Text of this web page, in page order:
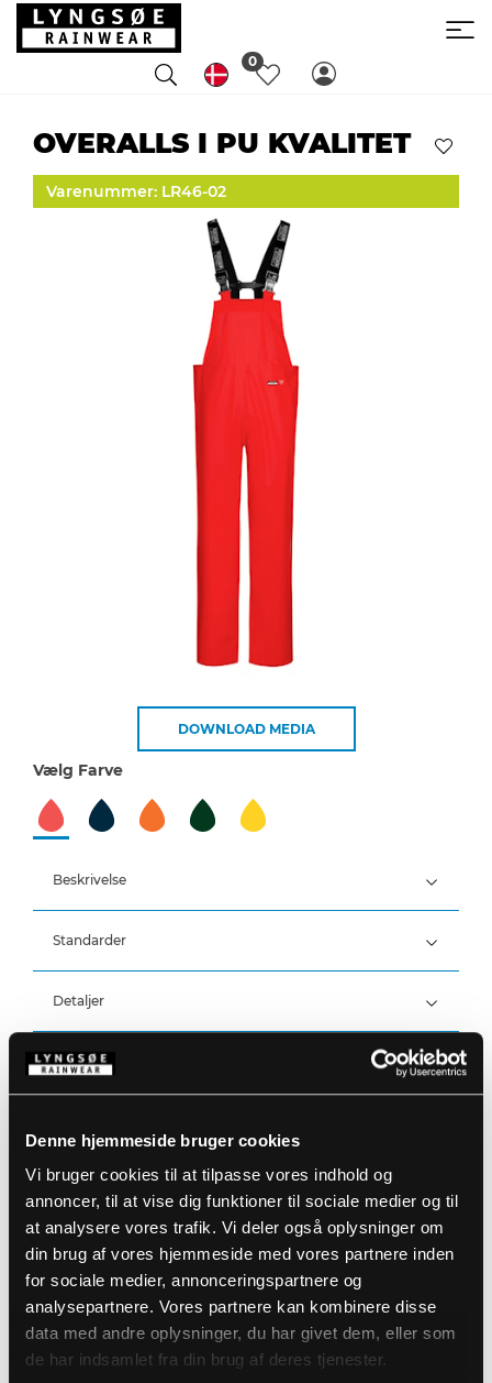
Denne hjemmeside bruger cookies
Vi bruger cookies til at tilpasse vores indhold og
annoncer, til at vise dig funktioner til sociale medier og til
at analysere vores trafik. Vi deler også oplysninger om
din brug af vores hjemmeside med vores partnere inden
for sociale medier, annonceringspartnere og
analysepartnere. Vores partnere kan kombinere disse
data med andre oplysninger, du har givet dem, eller som
de har indsamlet fra din brug af deres tjenester.
0
OVERALLS I PU KVALITET
Varenummer: LR46-02
DOWNLOAD MEDIA
Vælg Farve
Beskrivelse
100% Polyester, PU belægning, 170 g/m²
Vind- og vandtæt
Vandtæthed: >20.000 MM
Standarder
Detaljer
Elastiske og justerbare seler
Trykknapjustering ved ankler
Produktdata
Varenummer: LR46-02
EAN: 5708217006529
Vaskeanvisninger
Plejeinstruktioner:
Anvend ikke skyllemiddel
Anvend ikke blegemidler
Vaskes sammen med tilsvarende farver
Lynlåsen lynet
DOWNLOAD PRODUKTBLAD
DOWNLOAD TIL ANDRE SPROG
DOWNLOAD DOC